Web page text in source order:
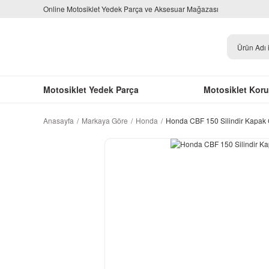
Online Motosiklet Yedek Parça ve Aksesuar Mağazası
Motosiklet Yedek Parça Motosiklet
Anasayfa Markaya Göre Honda Honda CBF 150 Silindir Kapak